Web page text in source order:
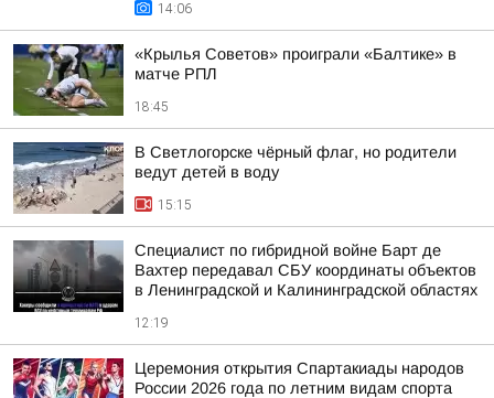
14:06
«Крылья Советов» проиграли «Балтике» в
матче РПЛ
18:45
В Светлогорске чёрный флаг, но родители
ведут детей в воду
15:15
Специалист по гибридной войне Барт де
Вахтер передавал СБУ координаты объектов
в Ленинградской и Калининградской областях
12:19
Церемония открытия Спартакиады народов
России 2026 года по летним видам спорта